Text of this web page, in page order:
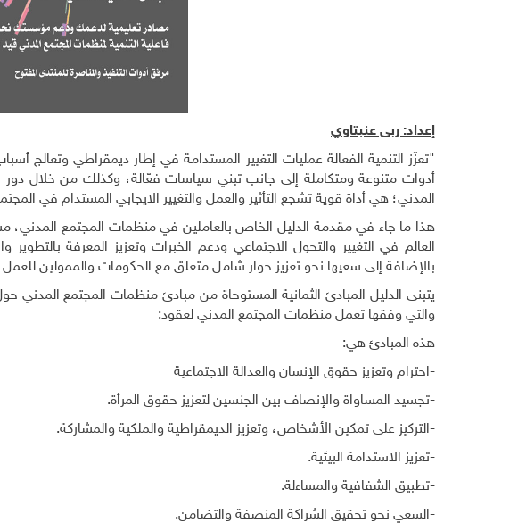
إعداد: ربى عنبتاوي
"تعزّز التنمية الفعالة عمليات التغيير المستدامة في إطار ديمقراطي
أدوات متنوعة ومتكاملة إلى جانب تبني سياسات فعّالة، وكذلك من خلال دور
المدني؛ هي أداة قوية تشجع التأثير والعمل والتغيير الايجابي المستدام في
هذا ما جاء في مقدمة الدليل الخاص بالعاملين في منظمات المجتمع المدني،
العالم في التغيير والتحول الاجتماعي ودعم الخبرات وتعزيز المعرفة بالتطوير
بالإضافة إلى سعيها نحو تعزيز حوار شامل متعلق مع الحكومات والممولين
يتبنى الدليل المبادئ الثمانية المستوحاة من مبادئ منظمات المجتمع
والتي وفقها تعمل منظمات المجتمع المدني لعقود:
هذه المبادئ هي:
-احترام وتعزيز حقوق الإنسان والعدالة الاجتماعية
-تجسيد المساواة والإنصاف بين الجنسين لتعزيز حقوق المرأة.
-التركيز على تمكين الأشخاص، وتعزيز الديمقراطية والملكية والمشاركة.
-تعزيز الاستدامة البيئية.
-تطبيق الشفافية والمساءلة.
-السعي نحو تحقيق الشراكة المنصفة والتضامن.